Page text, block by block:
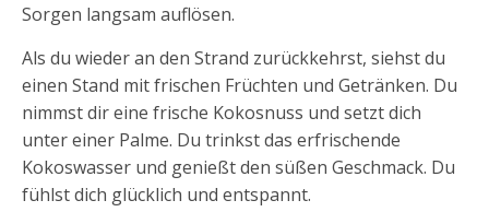
Sorgen langsam auflösen.
Als du wieder an den Strand zurückkehrst, siehst du
einen Stand mit frischen Früchten und Getränken. Du
nimmst dir eine frische Kokosnuss und setzt dich
unter einer Palme. Du trinkst das erfrischende
Kokoswasser und genießt den süßen Geschmack. Du
fühlst dich glücklich und entspannt.